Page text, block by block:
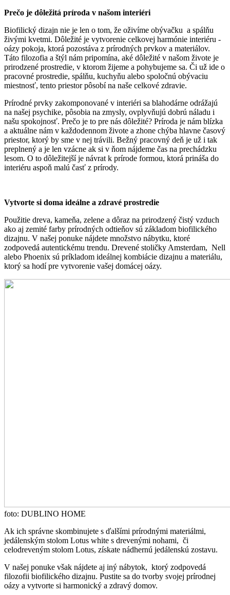
Prečo je dôležitá príroda v našom interiéri
Biofilický dizajn nie je len o tom, že oživíme obývačku a spálňu
živými kvetmi. Dôležité je vytvorenie celkovej harmónie interiéru -
oázy pokoja, ktorá pozostáva z prírodných prvkov a materiálov.
Táto filozofia a štýl nám pripomína, aké dôležité v našom živote je
prirodzené prostredie, v ktorom žijeme a pohybujeme sa. Či už ide o
pracovné prostredie, spálňu, kuchyňu alebo spoločnú obývaciu
miestnosť, tento priestor pôsobí na naše celkové zdravie.
Prírodné prvky zakomponované v interiéri sa blahodárne odrážajú
na našej psychike, pôsobia na zmysly, ovplyvňujú dobrú náladu i
našu spokojnosť. Prečo je to pre nás dôležité? Príroda je nám blízka
a aktuálne nám v každodennom živote a zhone chýba hlavne časový
priestor, ktorý by sme v nej trávili. Bežný pracovný deň je už i tak
preplnený a je len vzácne ak si v ňom nájdeme čas na prechádzku
lesom. O to dôležitejší je návrat k prírode formou, ktorá prináša do
interiéru aspoň malú časť z prírody.
Vytvorte si doma ideálne a zdravé prostredie
Použitie dreva, kameňa, zelene a dôraz na prirodzený čistý vzduch
ako aj zemité farby prírodných odtieňov sú základom biofilického
dizajnu. V našej ponuke nájdete množstvo nábytku, ktoré
zodpovedá autentickému trendu. Drevené stoličky Amsterdam, Nell
alebo Phoenix sú príkladom ideálnej kombiácie dizajnu a materiálu,
ktorý sa hodí pre vytvorenie vašej domácej oázy.
foto: DUBLINO HOME
Ak ich správne skombinujete s ďalšími prírodnými materiálmi,
jedálenským stolom Lotus white s drevenými nohami, či
celodreveným stolom Lotus, získate nádhernú jedálenskú zostavu.
V našej ponuke však nájdete aj iný nábytok, ktorý zodpovedá
filozofii biofilického dizajnu. Pustite sa do tvorby svojej prírodnej
oázy a vytvorte si harmonický a zdravý domov.